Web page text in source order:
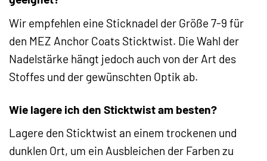
Wir empfehlen eine Sticknadel der Größe 7-9 für
den MEZ Anchor Coats Sticktwist. Die Wahl der
Nadelstärke hängt jedoch auch von der Art des
Stoffes und der gewünschten Optik ab.
Wie lagere ich den Sticktwist am besten?
Lagere den Sticktwist an einem trockenen und
dunklen Ort, um ein Ausbleichen der Farben zu